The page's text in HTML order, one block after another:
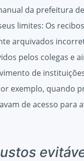
da prefeitura
limites: Os
arquivados
pelos colegas e
de
exemplo, quando
de acesso para